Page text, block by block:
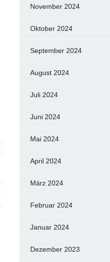
November 2024
Oktober 2024
September 2024
August 2024
Juli 2024
Juni 2024
Mai 2024
April 2024
März 2024
Februar 2024
Januar 2024
Dezember 2023